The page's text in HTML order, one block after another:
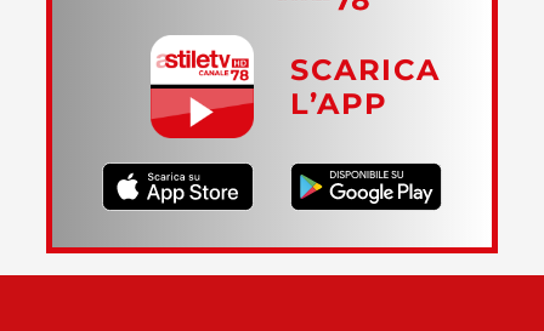
SCARICA
L’APP